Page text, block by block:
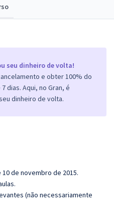
seu dinheiro de volta!
e obter 100% do
dias. Aqui, no Gran, é
dinheiro de volta.
de novembro de 2015.
(não necessariamente